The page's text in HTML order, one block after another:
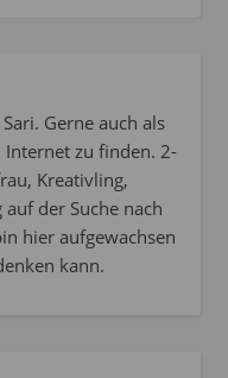
Gerne auch als
zu finden. 2-
Kreativling,
der Suche nach
hier aufgewachsen
kann.